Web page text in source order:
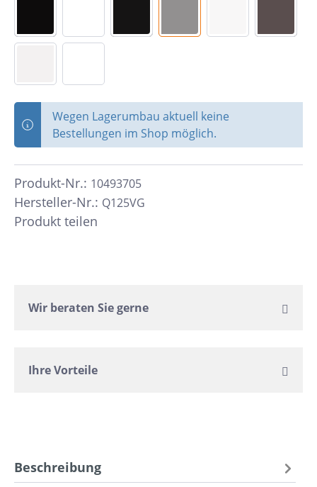
Wegen Lagerumbau aktuell keine
Bestellungen im Shop möglich.
Hersteller-Nr.: Q125VG
Produkt-Nr.: 10493705
Produkt teilen
Wir beraten Sie gerne
Ihre Vorteile
Beschreibung